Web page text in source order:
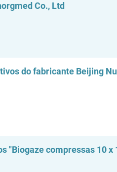
Co., Ltd
do fabricante Beijing
"Biogaze compressas 10